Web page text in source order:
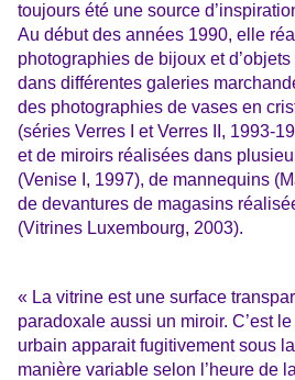
toujours été une source
Au début des années 1990, elle
photographies de bijoux et
dans différentes galeries
des photographies de vases en
(séries Verres I et Verres II, 1993-
et de miroirs réalisées dans
(Venise I, 1997), de mannequins
de devantures de magasins
(Vitrines Luxembourg, 2003).
« La vitrine est une surface
paradoxale aussi un miroir. C’est
urbain apparait fugitivement sous
manière variable selon l’heure de